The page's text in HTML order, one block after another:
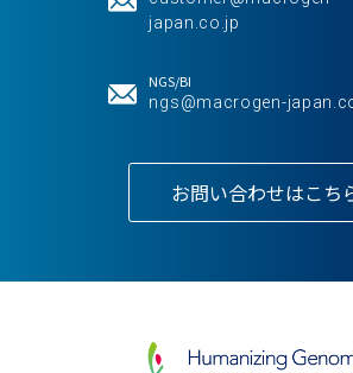
japan.co.jp
NGS/BI
ngs@macrogen-
お問い合わせはこち